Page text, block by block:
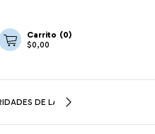
Carrito (0)
$0,00
DE LA CERÁMICA